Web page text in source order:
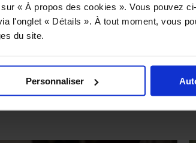
« À propos des cookies ». Vous pouvez
l'onglet « Détails ». À tout moment, vous
du site.
Personnaliser
mini cônes avec un gel de Muscadet et